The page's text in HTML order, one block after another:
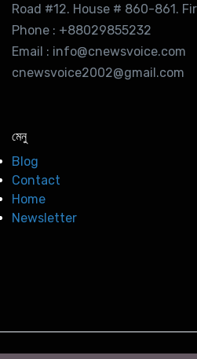
Road #12. House # 860-861.
Phone : +88029855232
Email : info@cnewsvoice.com
cnewsvoice2002@gmail.com
মেনু
Blog
Contact
Home
Newsletter